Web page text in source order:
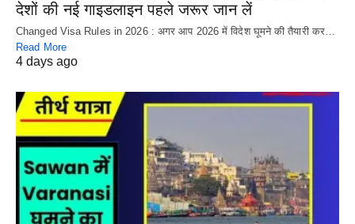
देशों की नई गाइडलाइन पहले जरूर जान लें
Changed Visa Rules in 2026 : अगर आप 2026 में विदेश घूमने की तैयारी कर…
Read More
4 days ago